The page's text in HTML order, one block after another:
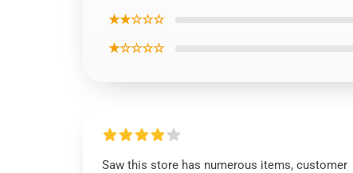
★★☆☆☆
★☆☆☆☆
Saw this store has numerous items, customer